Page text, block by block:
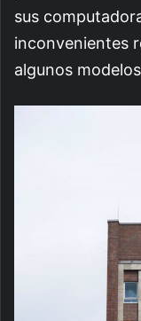
sus
inconvenientes
algunos